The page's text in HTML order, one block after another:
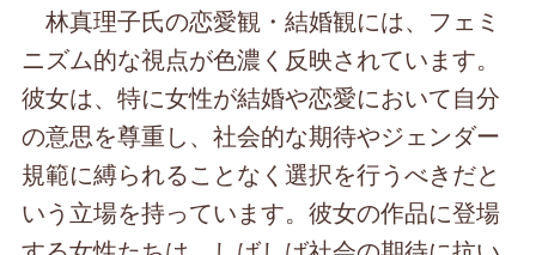
林真理子氏の恋愛観・結婚観には、フェミ
ニズム的な視点が色濃く反映されています。
彼女は、特に女性が結婚や恋愛において自分
の意思を尊重し、社会的な期待やジェンダー
規範に縛られることなく選択を行うべきだと
いう立場を持っています。彼女の作品に登場